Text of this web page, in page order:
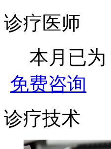
诊疗医师
本月已为
免费咨询
诊疗技术